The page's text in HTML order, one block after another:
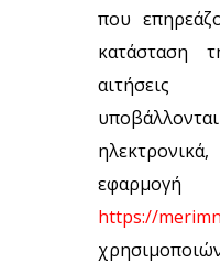
που
κατάσταση
https://